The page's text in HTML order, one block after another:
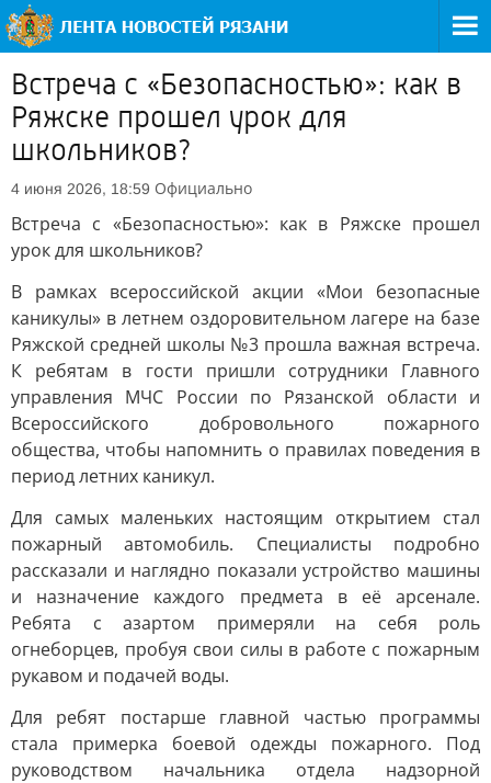
Встреча с «Безопасностью»: как в
Ряжске прошел урок для
школьников?
4 июня 2026, 18:59 Официально
Встреча с «Безопасностью»: как в Ряжске прошел
урок для школьников?
В рамках всероссийской акции «Мои безопасные
каникулы» в летнем оздоровительном лагере на базе
Ряжской средней школы №3 прошла важная встреча.
К ребятам в гости пришли сотрудники Главного
управления МЧС России по Рязанской области и
Всероссийского добровольного пожарного
общества, чтобы напомнить о правилах поведения в
период летних каникул.
Для самых маленьких настоящим открытием стал
пожарный автомобиль. Специалисты подробно
рассказали и наглядно показали устройство машины
и назначение каждого предмета в её арсенале.
Ребята с азартом примеряли на себя роль
огнеборцев, пробуя свои силы в работе с пожарным
рукавом и подачей воды.
Для ребят постарше главной частью программы
стала примерка боевой одежды пожарного. Под
руководством начальника отдела надзорной